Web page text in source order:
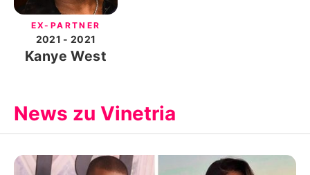
EX-PARTNER
2021 - 2021
Kanye West
News zu Vinetria